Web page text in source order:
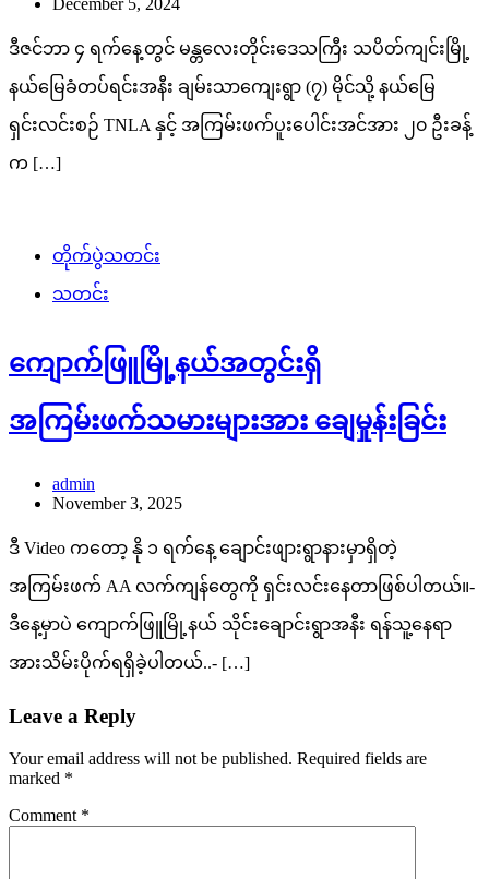
December 5, 2024
ဒီဇင်ဘာ ၄ ရက်နေ့တွင် မန္တလေးတိုင်းဒေသကြီး သပိတ်ကျင်းမြို့
နယ်မြေခံတပ်ရင်းအနီး ချမ်းသာကျေးရွာ (၇) မိုင်သို့ နယ်မြေ
ရှင်းလင်းစဉ် TNLA နှင့် အကြမ်းဖက်ပူးပေါင်းအင်အား ၂၀ ဦးခန့်
က […]
တိုက်ပွဲသတင်း
သတင်း
ကျောက်ဖြူမြို့နယ်အတွင်းရှိ
အကြမ်းဖက်သမားများအား ချေမှုန်းခြင်း
admin
November 3, 2025
ဒီ Video ကတော့ နို ၁ ရက်နေ့ ချောင်းဖျားရွာနားမှာရှိတဲ့
အကြမ်းဖက် AA လက်ကျန်တွေကို ရှင်းလင်းနေတာဖြစ်ပါတယ်။-
ဒီနေ့မှာပဲ ကျောက်ဖြူမြို့နယ် သိုင်းချောင်းရွာအနီး ရန်သူ့နေရာ
အားသိမ်းပိုက်ရရှိခဲ့ပါတယ်..- […]
Leave a Reply
Your email address will not be published. Required fields are
marked *
Comment *